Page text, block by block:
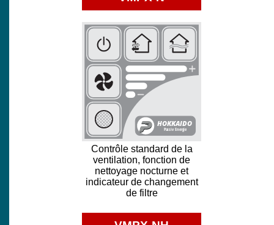
Contrôle standard de la
ventilation, fonction de
nettoyage nocturne et
indicateur de changement
de filtre